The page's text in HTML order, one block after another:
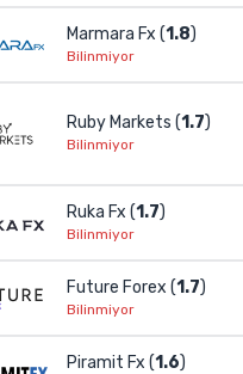
Marmara Fx (1.8)
Bilinmiyor
Ruby Markets (1.7)
Bilinmiyor
Ruka Fx (1.7)
Bilinmiyor
Future Forex (1.7)
Bilinmiyor
Piramit Fx (1.6)